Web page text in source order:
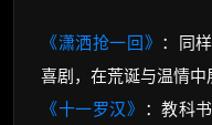
《潇洒抢一回》 ：同
喜剧，在荒诞与温情中
《十一罗汉》 ：教科